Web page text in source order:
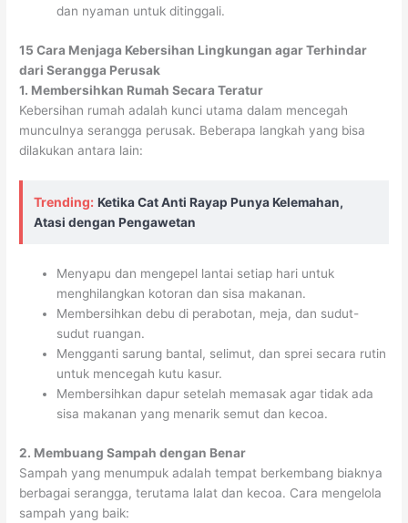
dan nyaman untuk ditinggali.
15 Cara Menjaga Kebersihan Lingkungan agar Terhindar
dari Serangga Perusak
1. Membersihkan Rumah Secara Teratur
Kebersihan rumah adalah kunci utama dalam mencegah
munculnya serangga perusak. Beberapa langkah yang bisa
dilakukan antara lain:
Trending: Ketika Cat Anti Rayap Punya Kelemahan,
Atasi dengan Pengawetan
Menyapu dan mengepel lantai setiap hari untuk
menghilangkan kotoran dan sisa makanan.
Membersihkan debu di perabotan, meja, dan sudut-
sudut ruangan.
Mengganti sarung bantal, selimut, dan sprei secara rutin
untuk mencegah kutu kasur.
Membersihkan dapur setelah memasak agar tidak ada
sisa makanan yang menarik semut dan kecoa.
2. Membuang Sampah dengan Benar
Sampah yang menumpuk adalah tempat berkembang biaknya
berbagai serangga, terutama lalat dan kecoa. Cara mengelola
sampah yang baik: